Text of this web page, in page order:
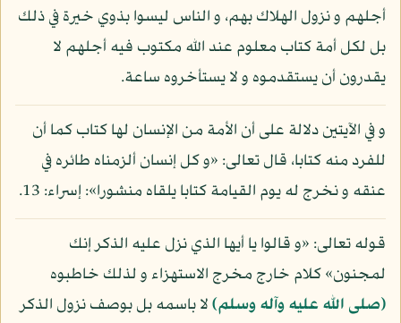
أجلهم و نزول الهلاك بهم، و الناس ليسوا بذوي خيرة في ذلك
بل لكل أمة كتاب معلوم عند الله مكتوب فيه أجلهم لا
يقدرون أن يستقدموه و لا يستأخروه ساعة.
و في الآيتين دلالة على أن الأمة من الإنسان لها كتاب كما أن
للفرد منه كتابا، قال تعالى: «و كل إنسان ألزمناه طائره في
عنقه و نخرج له يوم القيامة كتابا يلقاه منشورا»: إسراء: 13.
قوله تعالى: «و قالوا يا أيها الذي نزل عليه الذكر إنك
لمجنون» كلام خارج مخرج الاستهزاء و لذلك خاطبوه
(صلى الله عليه وآله وسلم)لا باسمه بل بوصف نزول الذكر